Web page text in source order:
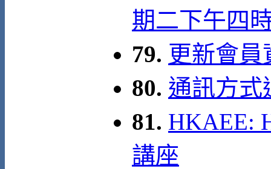
期二下午四
79. 更新會員
80. 通訊方式
81. HKAEE:
講座